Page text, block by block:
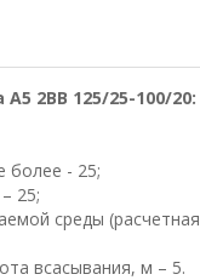
2ВВ 125/25-100/20:
более - 25;
25;
среды
всасывания, м – 5.